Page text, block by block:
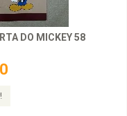
DO MICKEY 58